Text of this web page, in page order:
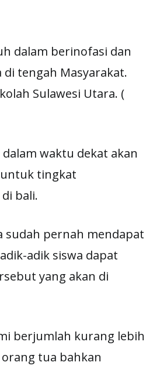
dalam berinofasi dan
tengah Masyarakat.
Sulawesi Utara. (
waktu dekat akan
untuk tingkat
bali.
sudah pernah mendapat
adik siswa dapat
yang akan di
berjumlah kurang lebih
tua bahkan